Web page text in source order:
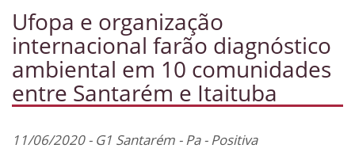
Ufopa e organização
internacional farão diagnóstico
ambiental em 10 comunidades
entre Santarém e Itaituba
11/06/2020 - G1 Santarém - Pa - Positiva